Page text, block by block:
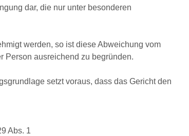
dar, die nur unter besonderen
werden, so ist diese Abweichung vom
Person ausreichend zu begründen.
setzt voraus, dass das Gericht den
Abs. 1